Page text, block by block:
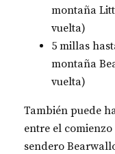
montaña
vuelta)
5 millas
montaña
vuelta)
También puede
entre el
sendero